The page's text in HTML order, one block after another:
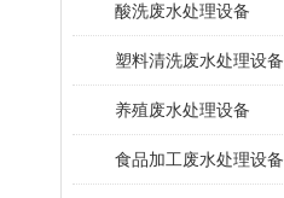
酸洗废水处理设备
塑料清洗废水处理设备
养殖废水处理设备
食品加工废水处理设备